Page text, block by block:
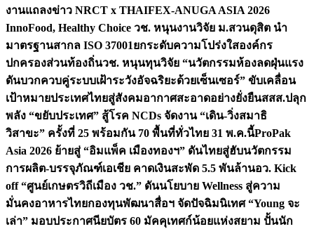
งานแถลงข่าว NRCT x THAIFEX-ANUGA ASIA 2026
InnoFood, Healthy Choice วช. หนุนงานวิจัย ม.สวนดุสิต นำ
มาตรฐานสากล ISO 37001ยกระดับความโปร่งใสองค์กร
ปกครองส่วนท้องถิ่นวช. หนุนทุนวิจัย “นวัตกรรมห้องลดฝุ่นแรง
ดันบวกควบคู่ระบบเฝ้าระวังอัจฉริยะด้วยเซ็นเซอร์” ขับเคลื่อน
เป้าหมายประเทศไทยสู่สังคมอากาศสะอาดอย่างยั่งยืนสสส.ปลุก
พลัง “ขยับประเทศ” สู้โรค NCDs จัดงาน “เดิน-วิ่งสมาธิ
วิสาขะ” ครั้งที่ 25 พร้อมกัน 70 พื้นที่ทั่วไทย 31 พ.ค.นี้ProPak
Asia 2026 ย้ายสู่ “อิมแพ็ค เมืองทองฯ” ดันไทยสู่ฮับนวัตกรรม
การผลิต-บรรจุภัณฑ์เอเชีย คาดเงินสะพัด 5.5 พันล้านอว. Kick
off “ศูนย์เกษตรวิถีเมือง วช.” ดันนโยบาย Wellness สู่ความ
มั่นคงอาหารไทยกองทุนพัฒนาสื่อฯ จัดปัจฉิมนิเทศ “Young จะ
เล่า” มอบประกาศนียบัตร 60 มัคคุเทศก์น้อยแห่งสยาม ปั้นนัก